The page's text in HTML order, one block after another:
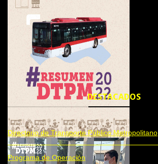
DESTACADOS
Directorio de Transporte Público Metropolitano
Programa de Operación